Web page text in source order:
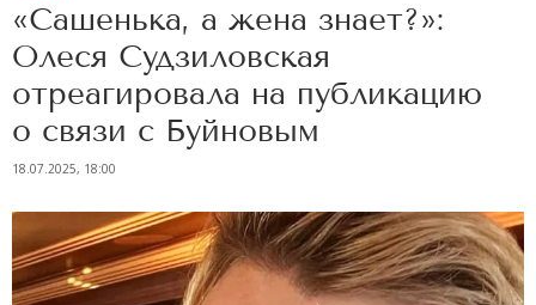
«Сашенька, а жена знает?»:
Олеся Судзиловская
отреагировала на публикацию
о связи с Буйновым
18.07.2025, 18:00